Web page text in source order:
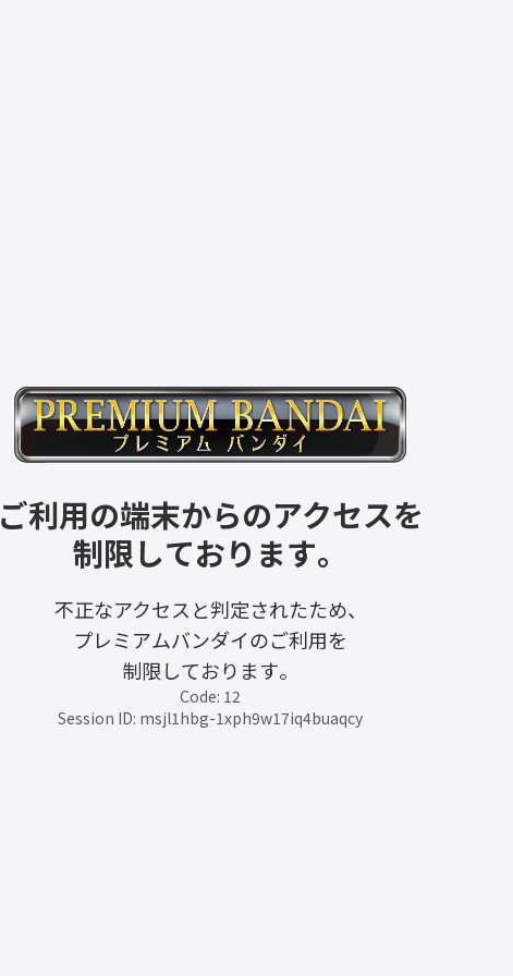
ご利用の端末からのアクセスを
制限しております。
不正なアクセスと判定されたため、
プレミアムバンダイのご利用を
制限しております。
Code: 12
Session ID: msjl1hbg-1xph9w17iq4buaqcy